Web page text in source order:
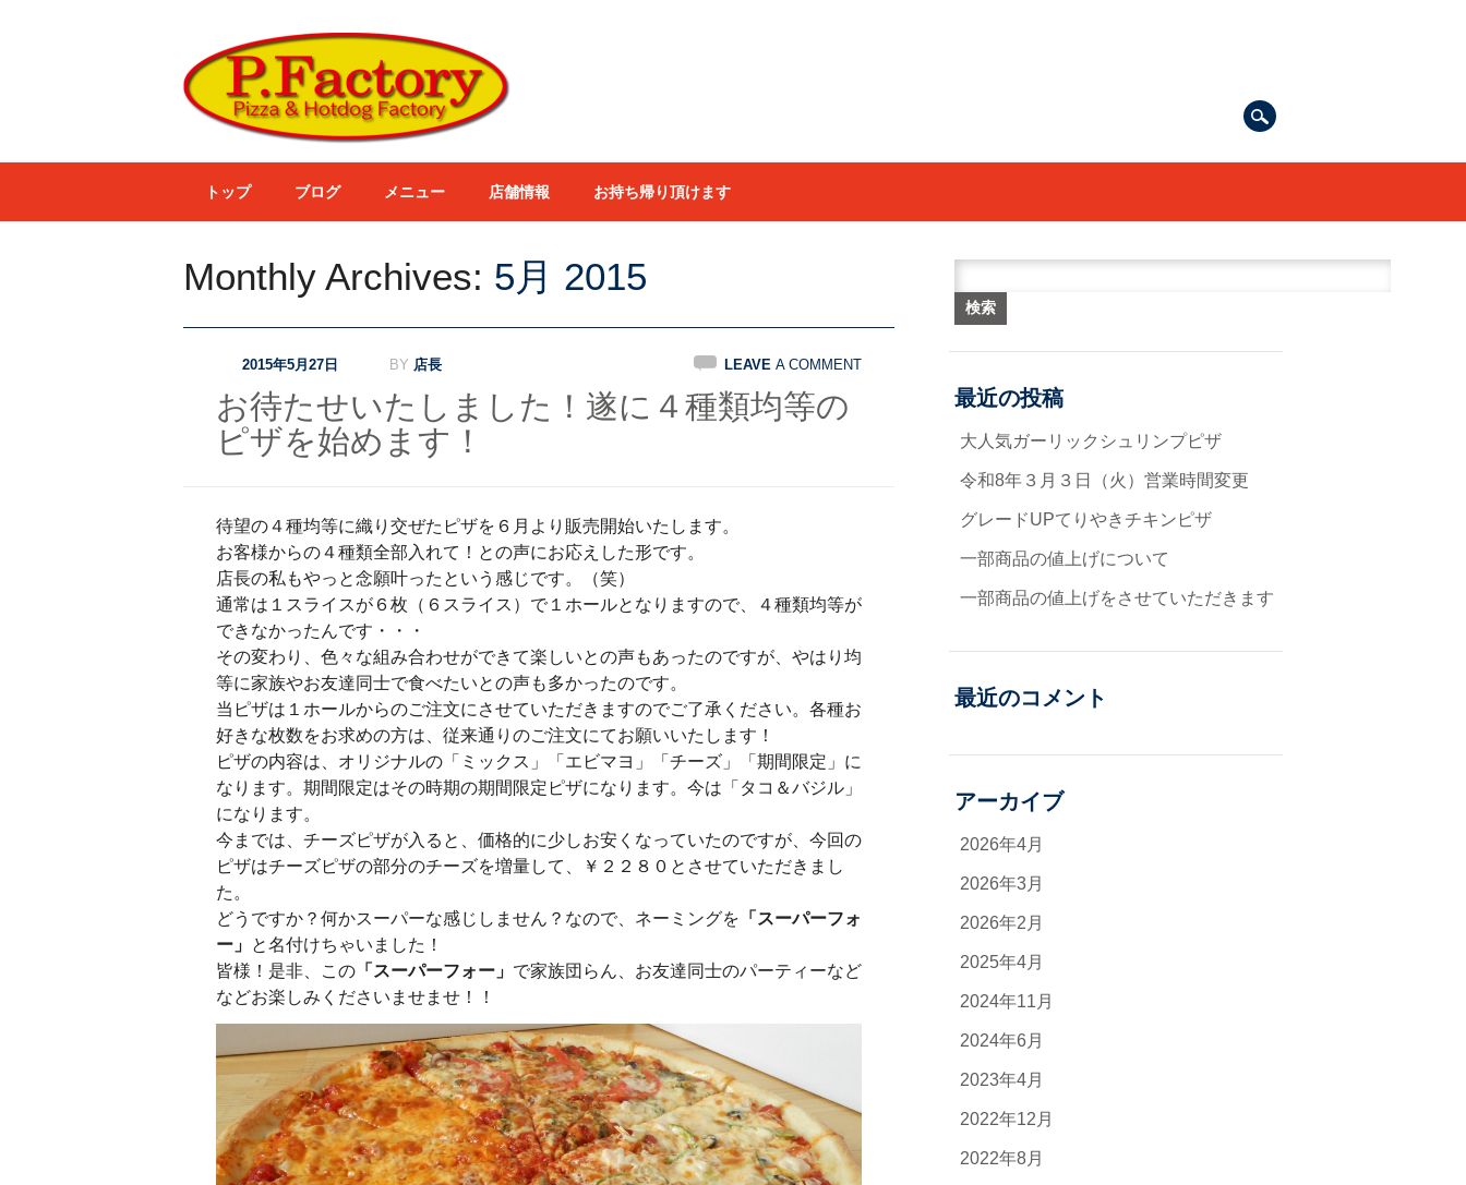
トップ ブログ メニュー 店舗情報 お持ち帰り頂けます
Monthly Archives: 5月 2015
2015年5月27日 BY 店長 LEAVE A COMMENT
お待たせいたしました！遂に４種類均等の
ピザを始めます！
待望の４種均等に織り交ぜたピザを６月より販売開始いたします。
お客様からの４種類全部入れて！との声にお応えした形です。
店長の私もやっと念願叶ったという感じです。（笑）
通常は１スライスが６枚（６スライス）で１ホールとなりますので、４種類均等が
できなかったんです・・・
その変わり、色々な組み合わせができて楽しいとの声もあったのですが、やはり均
等に家族やお友達同士で食べたいとの声も多かったのです。
当ピザは１ホールからのご注文にさせていただきますのでご了承ください。各種お
好きな枚数をお求めの方は、従来通りのご注文にてお願いいたします！
ピザの内容は、オリジナルの「ミックス」「エビマヨ」「チーズ」「期間限定」に
なります。期間限定はその時期の期間限定ピザになります。今は「タコ＆バジル」
になります。
今までは、チーズピザが入ると、価格的に少しお安くなっていたのですが、今回の
ピザはチーズピザの部分のチーズを増量して、￥２２８０とさせていただきまし
た。
どうですか？何かスーパーな感じしません？なので、ネーミングを 「スーパーフォ
ー」 と名付けちゃいました！
皆様！是非、この「スーパーフォー」 で家族団らん、お友達同士のパーティーなど
などお楽しみくださいませませ！！
最近の投稿
大人気ガーリックシュリンプピザ
令和8年３月３日（火）営業時間変更
グレードUPてりやきチキンピザ
一部商品の値上げについて
一部商品の値上げをさせていただきます
最近のコメント
アーカイブ
2026年4月
2026年3月
2026年2月
2025年4月
2024年11月
2024年6月
2023年4月
2022年12月
2022年8月